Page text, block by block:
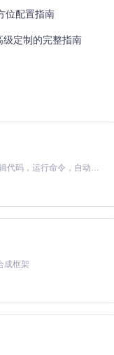
该版本
件头疼的事情。HMCL
题
合
过30个，以保证游戏稳
能优化和启动参数配置
位配置指南
定制的完整指南
Claude Code 的开源替代方案。连接任意大模型，编辑代码，运行命令，自动验证 — 全自动执行。用 Rust 构建，极致性能。 ｜ An open-source alternative to Claude Code. Connect any LLM, edit code, run commands, and verify changes — autonomously. Built in Rust for speed. Get Started
成框架